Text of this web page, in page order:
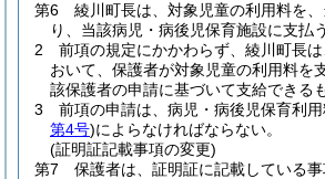
第6 綾川町長は、対象児童の利用料を、
り、当該病児・病後児保育施設に支払
2 前項の規定にかかわらず、綾川町長は
おいて、保護者が対象児童の利用料を
該保護者の申請に基づいて支給できる
3 前項の申請は、病児・病後児保育利用
第4号)によらなければならない。
(証明証記載事項の変更)
第7 保護者は、証明証に記載している事